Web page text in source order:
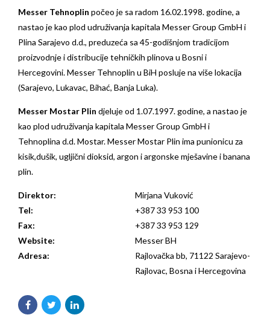
Messer Tehnoplin počeo je sa radom 16.02.1998. godine, a
nastao je kao plod udruživanja kapitala Messer Group GmbH i
Plina Sarajevo d.d., preduzeća sa 45-godišnjom tradicijom
proizvodnje i distribucije tehničkih plinova u Bosni i
Hercegovini. Messer Tehnoplin u BiH posluje na više lokacija
(Sarajevo, Lukavac, Bihać, Banja Luka).
Messer Mostar Plin djeluje od 1.07.1997. godine, a nastao je
kao plod udruživanja kapitala Messer Group GmbH i
Tehnoplina d.d. Mostar. Messer Mostar Plin ima punionicu za
kisik,dušik, ugljični dioksid, argon i argonske mješavine i banana
plin.
Direktor:
Mirjana Vuković
Tel:
+387 33 953 100
Fax:
+387 33 953 129
Website:
Messer BH
Adresa:
Rajlovačka bb, 71122 Sarajevo-
Rajlovac, Bosna i Hercegovina